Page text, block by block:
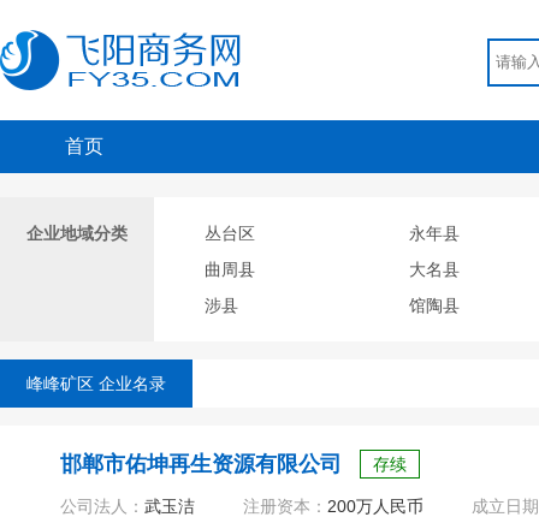
首页
企业地域分类 丛台区
永年县
曲周县
大名县
涉县
馆陶县
峰峰矿区 企业名录
邯郸市佑坤再生资源有限公司 存续
公司法人： 武玉洁 注册资本： 200万人民币
成立日